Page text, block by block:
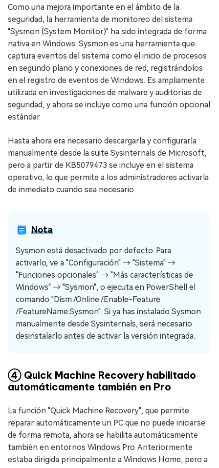
Como una mejora importante en el ámbito de la
seguridad, la herramienta de monitoreo del sistema
"Sysmon (System Monitor)" ha sido integrada de forma
nativa en Windows. Sysmon es una herramienta que
captura eventos del sistema como el inicio de procesos
en segundo plano y conexiones de red, registrándolos
en el registro de eventos de Windows. Es ampliamente
utilizada en investigaciones de malware y auditorías de
seguridad, y ahora se incluye como una función opcional
estándar.
Hasta ahora era necesario descargarla y configurarla
manualmente desde la suite Sysinternals de Microsoft,
pero a partir de KB5079473 se incluye en el sistema
operativo, lo que permite a los administradores activarla
de inmediato cuando sea necesario.
Nota
Sysmon está desactivado por defecto. Para
activarlo, ve a "Configuración" → "Sistema" →
"Funciones opcionales" → "Más características de
Windows" → "Sysmon", o ejecuta en PowerShell el
comando "Dism /Online /Enable-Feature
/FeatureName:Sysmon". Si ya has instalado Sysmon
manualmente desde Sysinternals, será necesario
desinstalarlo antes de activar la versión integrada.
④ Quick Machine Recovery habilitado
automáticamente también en Pro
La función "Quick Machine Recovery", que permite
reparar automáticamente un PC que no puede iniciarse
de forma remota, ahora se habilita automáticamente
también en entornos Windows Pro. Anteriormente
estaba dirigida principalmente a Windows Home, pero a